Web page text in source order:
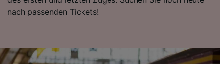
nach passenden Tickets!